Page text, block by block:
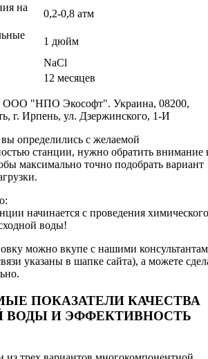
на
0,2-0,8 атм
1 дюйм
NaCl
12 месяцев
ООО "НПО Экософт". Украина, 08200,
г. Ирпень, ул. Дзержинского, 1-И
определились с желаемой
станции, нужно обратить внимание
максимально точно подобрать вариант
начинается с проведения химического
воды!
можно вкупе с нашими
указаны в шапке сайта), а можете
ПОКАЗАТЕЛИ КАЧЕСТВА
ВОДЫ И ЭФФЕКТИВНОСТЬ